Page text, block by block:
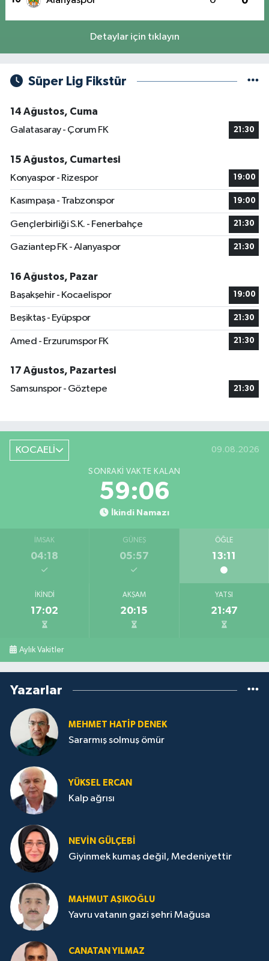
Detaylar için tıklayın
Süper Lig Fikstür
14 Ağustos, Cuma
Galatasaray - Çorum FK
21:30
15 Ağustos, Cumartesi
Konyaspor - Rizespor
19:00
Kasımpaşa - Trabzonspor 19:00
Gençlerbirliği S.K. - Fenerbahçe 21:30
Gaziantep FK - Alanyaspor 21:30
16 Ağustos, Pazar
Başakşehir - Kocaelispor
19:00
Beşiktaş - Eyüpspor 21:30
Amed - Erzurumspor FK 21:30
17 Ağustos, Pazartesi
Samsunspor - Göztepe
21:30
KOCAELİ 09.08.2026
SONRAKI VAKTE KALAN
59:05
İkindi Namazı
İMSAK
04:18
GÜNEŞ
05:57
ÖĞLE
13:11
İKINDI
17:02
AKŞAM
20:15
YATSI
21:47
Aylık Vakitler
Yazarlar
MEHMET HATİP DENEK
Sararmış solmuş ömür
YÜKSEL ERCAN
Kalp ağrısı
NEVİN GÜLÇEBİ
Giyinmek kumaş değil, Medeniyettir
MAHMUT AŞIKOĞLU
Yavru vatanın gazi şehri Mağusa
CANATAN YILMAZ